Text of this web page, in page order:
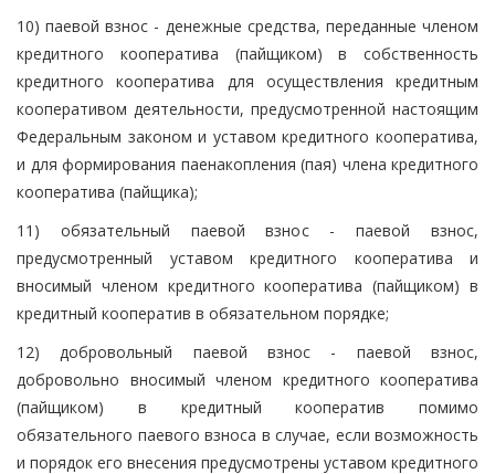
10) паевой взнос - денежные средства, переданные членом
кредитного кооператива (пайщиком) в собственность
кредитного кооператива для осуществления кредитным
кооперативом деятельности, предусмотренной настоящим
Федеральным законом и уставом кредитного кооператива,
и для формирования паенакопления (пая) члена кредитного
кооператива (пайщика);
11) обязательный паевой взнос - паевой взнос,
предусмотренный уставом кредитного кооператива и
вносимый членом кредитного кооператива (пайщиком) в
кредитный кооператив в обязательном порядке;
12) добровольный паевой взнос - паевой взнос,
добровольно вносимый членом кредитного кооператива
(пайщиком) в кредитный кооператив помимо
обязательного паевого взноса в случае, если возможность
и порядок его внесения предусмотрены уставом кредитного